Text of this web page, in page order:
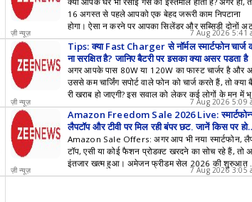
16 अगस्त से पहले आपको एक बेहद जरूरी काम निपटाना
होगा। ऐसा न करने पर आपका सिलेंडर और सब्सिडी दोनों
सकते हैं। जानिए घर बैठे इस समस्या से कैसे बचें।
ज़ी न्यूज़ 7 Aug 2026 5:41
Tips: क्या Fast Charger से नॉर्मल स्मार्टफोन चार्ज
ना सुरक्षित है? जानिए बैटरी पर इसका क्या असर पड़ता है
अगर आपके पास 80W या 120W का फास्ट चार्जर है और
उससे कम चार्जिंग सपोर्ट वाले फोन को चार्ज करते हैं, तो क्या
री खराब हो जाएगी? इस सवाल को लेकर कई लोगों के मन में
है। आइए जानते हैं इसकी पूरी सच्चाई।
ज़ी न्यूज़ 7 Aug 2026 5:09
Amazon Freedom Sale 2026 Live:
लैपटॉप और टीवी पर मिल रही बंपर छूट, जानें किस पर
कितनी बचत
Amazon Sale Offers: अगर आप भी नया स्मार्टफोन,
टॉप, एसी या कोई फैशन प्रोडक्ट खरदने का सोच रहे हैं, तो
इंतजार खत्म हुआ। अमेजन फ्रीडम सेल 2026 की शुरुआत हो
चुकी है।
ज़ी न्यूज़ 7 Aug 2026 3:05